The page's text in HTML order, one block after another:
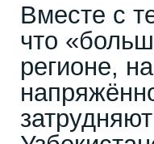
Вместе с
что
регионе,